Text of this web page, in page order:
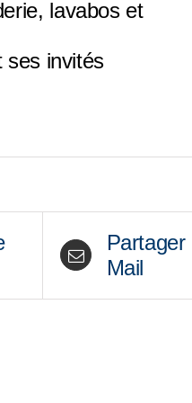
lavabos et
ses invités
Partager
Mail